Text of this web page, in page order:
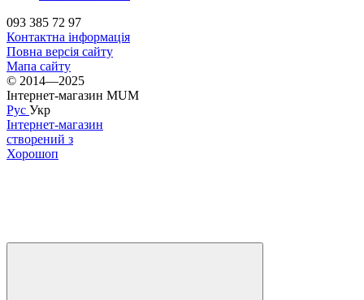
093 385 72 97
Контактна інформація
Повна версія сайту
Мапа сайту
© 2014—2025
Інтернет-магазин MUM
Рус Укр
Інтернет-магазин
створений з
Хорошоп